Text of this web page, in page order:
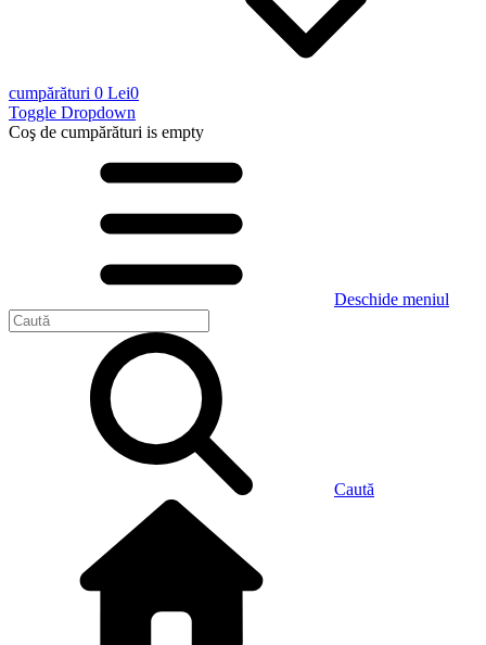
cumpărături 0 Lei0
Toggle Dropdown
Coş de cumpărături is empty
Deschide meniul
Caută